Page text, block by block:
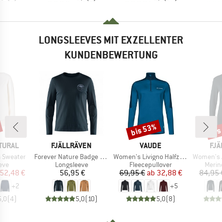
LONGSLEEVES MIT EXZELLENTER
KUNDENBEWERTUNG
Preis
52,48 €
+2
(4)
MARKE
FJÄLLRÄVEN
Artikel
Forever Nature Badge L/S T-Shirt
Produktgruppe
Longsleeve
Preis
56,95 €
5,0(10)
MARKE
VAUDE
Artikel
Women's Livigno Halfzip II
Produktgruppe
Fleecepullover
Preis
69,95 € reduzierter Preis
ab 32,88 €
+5
5,0(8)
Rabatt
bis 53%
Artikel
Women's
84,95